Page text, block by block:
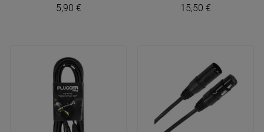
5,90 € 15,50 €